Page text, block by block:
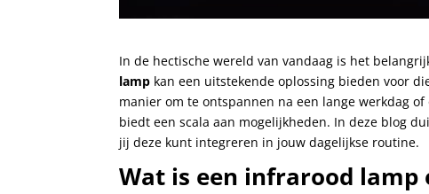
In de hectische wereld van vandaag is het
lamp kan een uitstekende oplossing bieden voor
manier om te ontspannen na een lange werkdag
biedt een scala aan mogelijkheden. In deze blog
jij deze kunt integreren in jouw dagelijkse routine.
Wat is een infrarood lamp